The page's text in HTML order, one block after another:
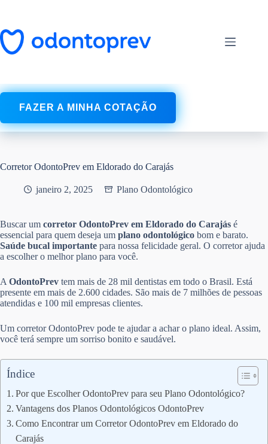
conteúdo
FAZER A MINHA COTAÇÃO
Corretor OdontoPrev em Eldorado do Carajás
janeiro 2, 2025 Plano Odontológico
Buscar um corretor OdontoPrev em Eldorado do Carajás é
essencial para quem deseja um plano odontológico bom e barato.
Saúde bucal importante para nossa felicidade geral. O corretor ajuda
a escolher o melhor plano para você.
A OdontoPrev tem mais de 28 mil dentistas em todo o Brasil. Está
presente em mais de 2.600 cidades. São mais de 7 milhões de pessoas
atendidas e 100 mil empresas clientes.
Um corretor OdontoPrev pode te ajudar a achar o plano ideal. Assim,
você terá sempre um sorriso bonito e saudável.
Índice
Por que Escolher OdontoPrev para seu Plano Odontológico?
Vantagens dos Planos Odontológicos OdontoPrev
Como Encontrar um Corretor OdontoPrev em Eldorado do
Carajás